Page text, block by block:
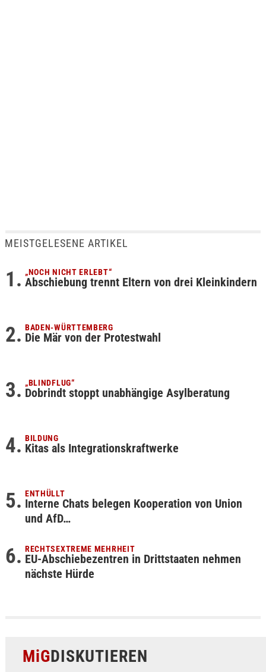
MEISTGELESENE ARTIKEL
„NOCH NICHT ERLEBT“
Abschiebung trennt Eltern von drei Kleinkindern
BADEN-WÜRTTEMBERG
Die Mär von der Protestwahl
„BLINDFLUG“
Dobrindt stoppt unabhängige Asylberatung
BILDUNG
Kitas als Integrationskraftwerke
ENTHÜLLT
Interne Chats belegen Kooperation von Union
und AfD…
RECHTSEXTREME MEHRHEIT
EU-Abschiebezentren in Drittstaaten nehmen
nächste Hürde
MiGDISKUTIEREN